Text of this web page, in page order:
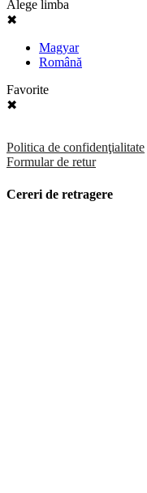
Alege limba
✖
Magyar
Română
Favorite
✖
Politica de confidenţialitate
Formular de retur
Cereri de retragere